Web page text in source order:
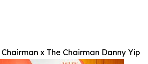
Chairman x The Chairman Danny Yip